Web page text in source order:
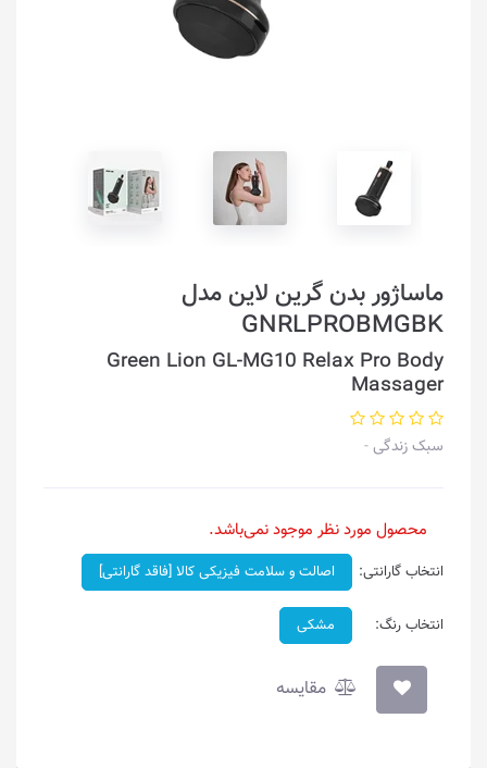
ماساژور بدن گرین لاین مدل
GNRLPROBMGBK
Green Lion GL-MG10 Relax Pro Body
Massager
سبک زندگی
محصول مورد نظر موجود نمی‌باشد.
انتخاب گارانتی: اصالت و سلامت فیزیکی کالا [فاقد گارانتی]
انتخاب رنگ: مشکی
مقایسه